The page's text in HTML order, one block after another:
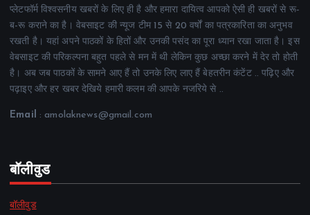
प्लेटफॉर्म विश्वसनीय खबरों के लिए ही है और हमारा दायित्व आपको ऐसी ही खबरों से रू-
ब-रू कराने का है। वेबसाइट की न्यूज टीम 15 से 20 वर्षों का पत्रकारिता का अनुभव
रखती है। यहां अपने पाठकों के हितों और उनकी पसंद का पूरा ध्यान रखा जाता है। इस
वेबसाइट की परिकल्पना बहुत पहले से मन में थी लेकिन कुछ अच्छा करने में देर तो होती
है। अब जब पाठकों के सामने आए हैं तो उनके लिए लाए हैं बेहतरीन कंटेंट .. पढ़िए और
पढ़ाइए और हर खबर देखिये हमारी कलम की आपके नजरिये से ..
Email : amolaknews@gmail.com
बॉलीवुड
बॉलीवुड